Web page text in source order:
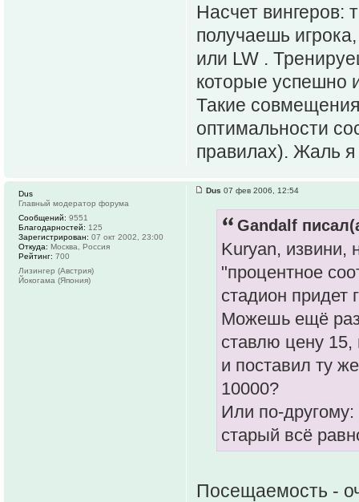
Насчет
получаешь
или LW .
которые успешно
Такие совмещения
оптимальности
правилах). Жаль я
Dus 07 фев 2006, 12:54
Gandalf
Kuryan, извини,
"процентное
стадион придет
Можешь ещё раз
ставлю цену
и поставил ту
10000?
Или по-
старый всё
Посещаемость -
Dus
Главный модератор форума
Сообщений: 9551
Благодарностей: 125
Зарегистрирован: 07 окт 2002, 23:00
Откуда: Москва, Россия
Рейтинг: 700
Лизингер (Австрия)
Йокогама (Япония)